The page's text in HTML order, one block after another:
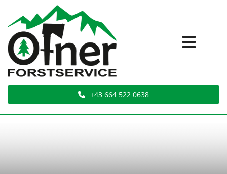
+43 664 522 0638